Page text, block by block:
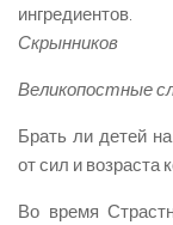
Скрынников
Великопостные
Брать ли детей
от сил и возраста
Во время